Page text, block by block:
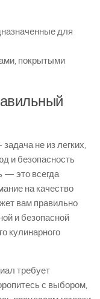
для
покрытыми
не из легких,
и безопасность
— это всегда
на качество
вам правильно
и безопасной
кулинарного
требует
с выбором,